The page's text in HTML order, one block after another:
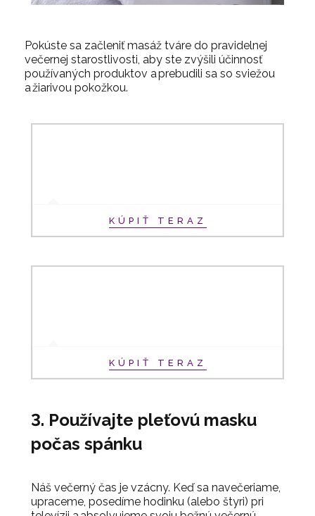
Pokúste sa začleniť masáž tváre do pravidelnej
večernej starostlivosti, aby ste zvýšili účinnosť
používaných produktov a prebudili sa so sviežou
a žiarivou pokožkou.
KÚPIŤ TERAZ
KÚPIŤ TERAZ
3. Používajte pleťovú masku
počas spánku
Náš večerný čas je vzácny. Keď sa navečeriame,
upraceme, posedíme hodinku (alebo štyri) pri